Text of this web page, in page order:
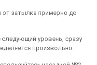
затылка примерно до
уровень, сразу
произвольно.